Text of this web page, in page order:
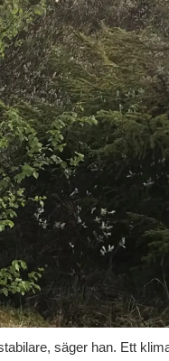
säger han. Ett